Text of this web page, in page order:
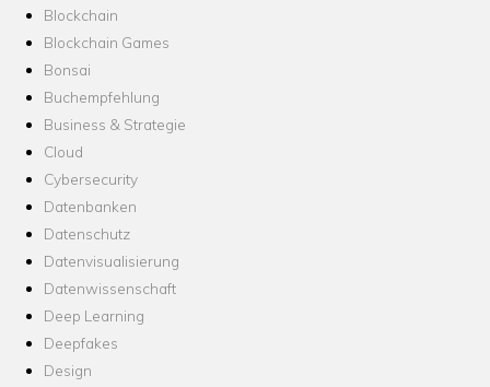
Blockchain
Blockchain Games
Bonsai
Buchempfehlung
Business & Strategie
Cloud
Cybersecurity
Datenbanken
Datenschutz
Datenvisualisierung
Datenwissenschaft
Deep Learning
Deepfakes
Design